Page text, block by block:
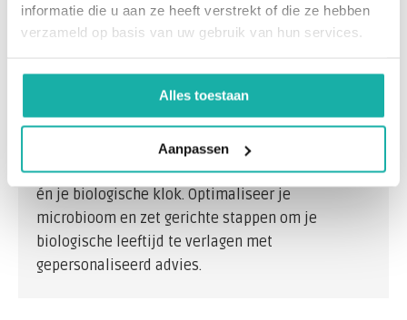
informatie die u aan ze heeft verstrekt of die ze hebben
verzameld op basis van uw gebruik van hun services.
Alles toestaan
Aanpassen
bieden en als basis dienen voor behandeling door
een darmtherapeut. Deze test analyseert de
Wil je je biologische leeftijd verlagen? DeNU
biedt een wetenschappelijk
dashboard dat inzicht geeft in je darmgezondheid
én je biologische klok. Optimaliseer je
microbioom en zet gerichte stappen om je
biologische leeftijd te verlagen met
gepersonaliseerd advies.